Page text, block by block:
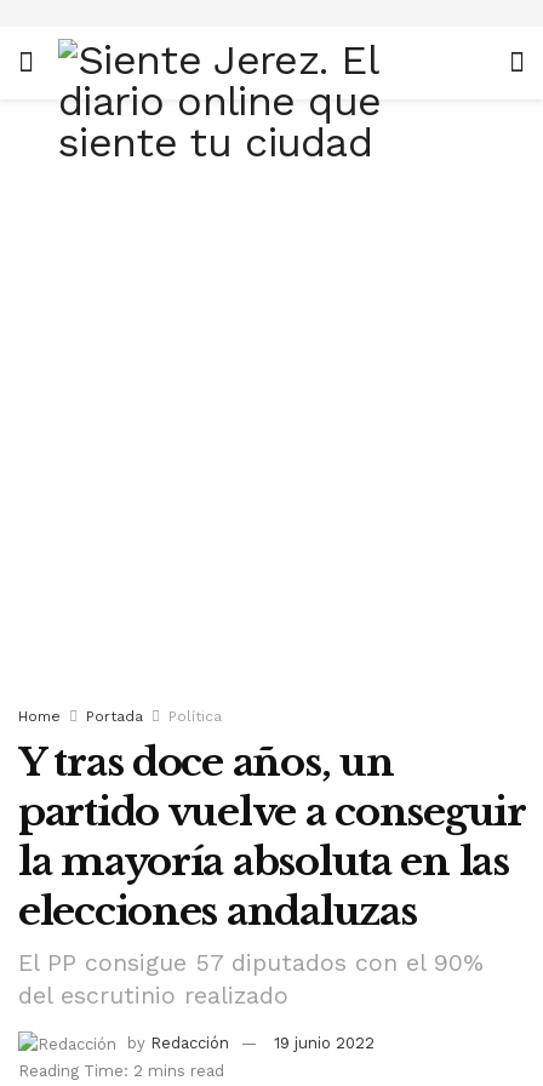
Home Portada Política
Y tras doce años, un
partido vuelve a conseguir
la mayoría absoluta en las
elecciones andaluzas
El PP consigue 57 diputados con el 90%
del escrutinio realizado
by Redacción
19 junio 2022
Reading Time: 2 mins read